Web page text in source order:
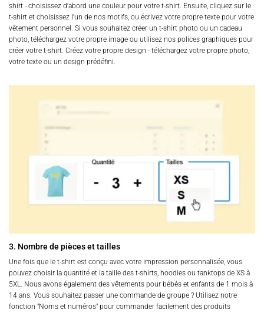
shirt - choisissez d'abord une couleur pour votre t-shirt. Ensuite, cliquez sur le
t-shirt et choisissez l'un de nos motifs, ou écrivez votre propre texte pour votre
vêtement personnel. Si vous souhaitez créer un t-shirt photo ou un cadeau
photo, téléchargez votre propre image ou utilisez nos polices graphiques pour
créer votre t-shirt. Créez votre propre design - téléchargez votre propre photo,
votre texte ou un design prédéfini.
3. Nombre de pièces et tailles
Une fois que le t-shirt est conçu avec votre impression personnalisée, vous
pouvez choisir la quantité et la taille des t-shirts, hoodies ou tanktops de XS à
5XL. Nous avons également des vêtements pour bébés et enfants de 1 mois à
14 ans. Vous souhaitez passer une commande de groupe ? Utilisez notre
fonction "Noms et numéros" pour commander facilement des produits